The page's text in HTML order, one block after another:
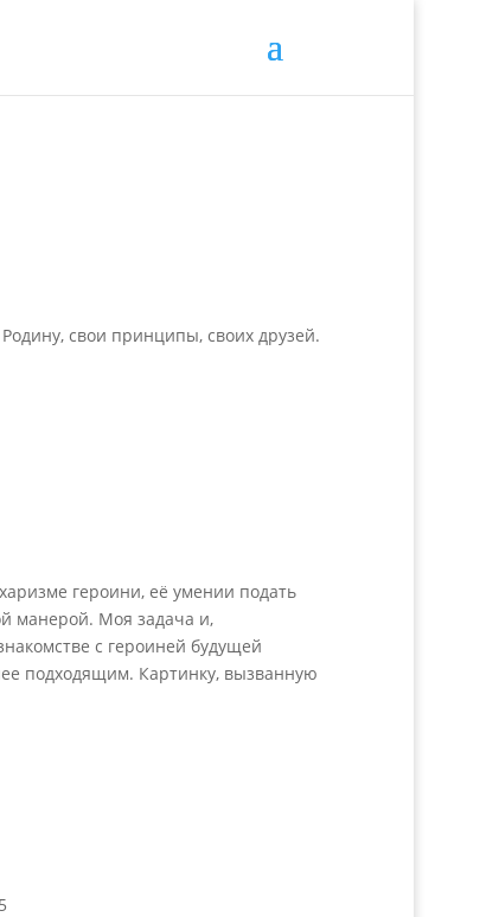
свои принципы, своих друзей.
героини, её умении подать
манерой. Моя задача и,
с героиней будущей
подходящим. Картинку, вызванную